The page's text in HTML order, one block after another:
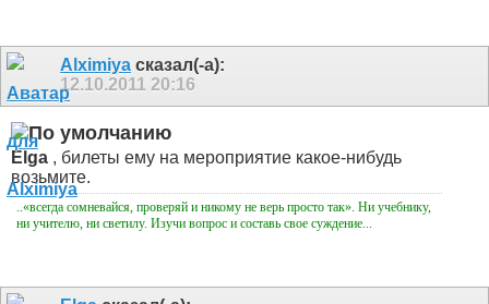
Alximiya сказал(-а):
12.10.2011 20:16
Elga , билеты ему на мероприятие какое-нибудь
возьмите.
..«всегда сомневайся, проверяй и никому не верь просто так». Ни учебнику,
ни учителю, ни светилу. Изучи вопрос и составь свое суждение...